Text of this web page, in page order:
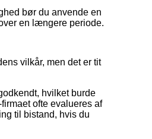
bør du anvende en
en længere periode.
vilkår, men det er tit
hvilket burde
ofte evalueres af
til bistand, hvis du